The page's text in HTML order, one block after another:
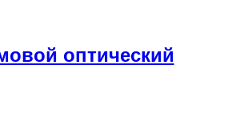
оптический